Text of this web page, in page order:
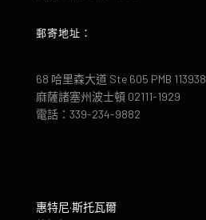
郵寄地址：
68 哈里森大道 Ste 605 PMB 113938
麻薩諸塞州波士頓 02111-1929
電話：339-234-9882
惠特尼·斯托瓦爾